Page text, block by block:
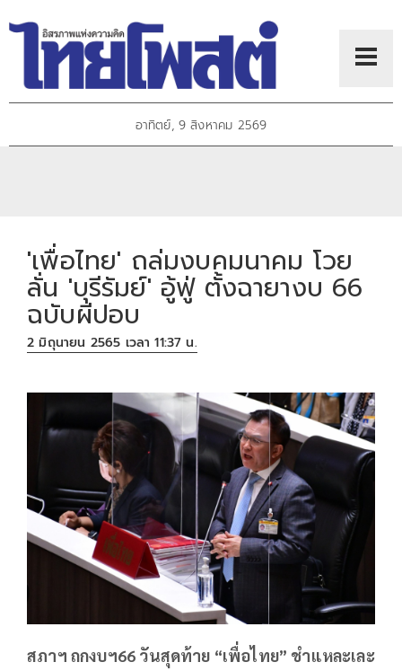
อาทิตย์, 9 สิงหาคม 2569
'เพื่อไทย' ถล่มงบคมนาคม โวย
ลั่น 'บุรีรัมย์' อู้ฟู่ ตั้งฉายางบ 66
ฉบับผีปอบ
2 มิถุนายน 2565 เวลา 11:37 น.
สภาฯ ถกงบฯ66 วันสุดท้าย “เพื่อไทย” ชำแหละเละ